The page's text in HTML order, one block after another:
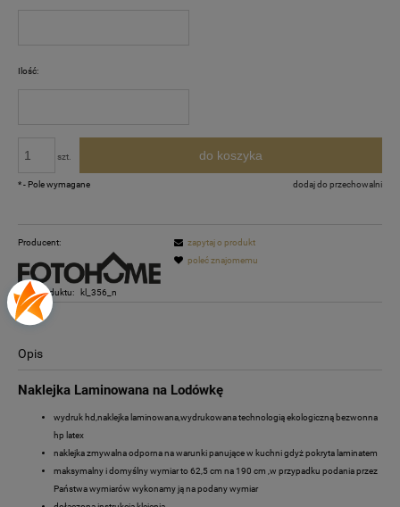
Ilość:
szt. do koszyka
dodaj do przechowalni
*- Pole wymagane
Producent:
Kod produktu: kl_356_n
zapytaj o produkt
poleć znajomemu
Opis
Naklejka Laminowana na Lodówkę
wydruk hd,naklejka laminowana,wydrukowana technologią ekologiczną bezwonna
hp latex
naklejka zmywalna odporna na warunki panujące w kuchni gdyż pokryta laminatem
maksymalny i domyślny wymiar to 62,5 cm na 190 cm ,w przypadku podania przez
Państwa wymiarów wykonamy ją na podany wymiar